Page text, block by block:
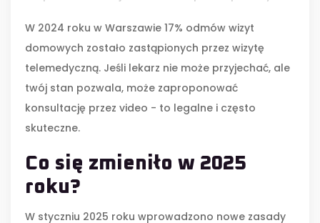
W 2024 roku w Warszawie 17% odmów wizyt
domowych zostało zastąpionych przez wizytę
telemedyczną. Jeśli lekarz nie może przyjechać, ale
twój stan pozwala, może zaproponować
konsultację przez video - to legalne i często
skuteczne.
Co się zmieniło w 2025
roku?
W styczniu 2025 roku wprowadzono nowe zasady